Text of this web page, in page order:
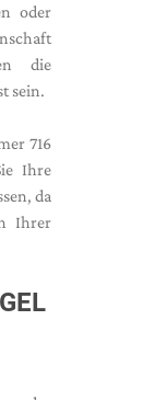
oder
die
sein.
716
Ihre
da
Ihrer